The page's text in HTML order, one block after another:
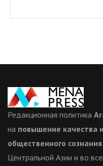
Редакционная политика
на повышение качества
общественного сознания
Центральной Азии и во